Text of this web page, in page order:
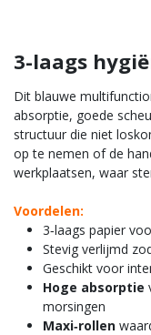
3-laags
Dit blauwe
absorptie, goede
structuur die niet
op te nemen of de
werkplaatsen, waar
Voordelen:
3‑laags papier
Stevig verlijmd
Geschikt voor
Hoge absorptie
morsingen
Maxi‑rollen